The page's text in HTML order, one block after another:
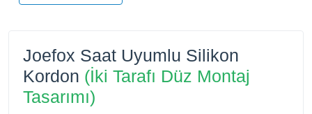
Joefox Saat Uyumlu Silikon
Kordon (İki Tarafı Düz Montaj
Tasarımı)